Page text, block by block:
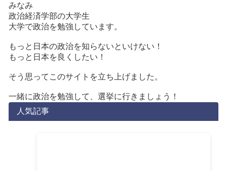
みなみ
政治経済学部の大学生
大学で政治を勉強しています。
もっと日本の政治を知らないといけない！
もっと日本を良くしたい！
そう思ってこのサイトを立ち上げました。
一緒に政治を勉強して、選挙に行きましょう！
人気記事